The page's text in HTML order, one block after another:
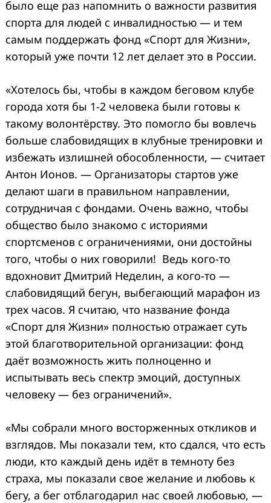
было еще раз напомнить о важности развития
спорта для людей с инвалидностью — и тем
самым поддержать фонд «Спорт для Жизни»,
который уже почти 12 лет делает это в России.
«Хотелось бы, чтобы в каждом беговом клубе
города хотя бы 1-2 человека были готовы к
такому волонтёрству. Это помогло бы вовлечь
больше слабовидящих в клубные тренировки и
избежать излишней обособленности, — считает
Антон Ионов. — Организаторы стартов уже
делают шаги в правильном направлении,
сотрудничая с фондами. Очень важно, чтобы
общество было знакомо с историями
спортсменов с ограничениями, они достойны
того, чтобы о них говорили! Ведь кого-то
вдохновит Дмитрий Неделин, а кого-то —
слабовидящий бегун, выбегающий марафон из
трех часов. Я считаю, что название фонда
«Спорт для Жизни» полностью отражает суть
этой благотворительной организации: фонд
даёт возможность жить полноценно и
испытывать весь спектр эмоций, доступных
человеку — без ограничений».
«Мы собрали много восторженных откликов и
взглядов. Мы показали тем, кто сдался, что есть
люди, кто каждый день идёт в темноту без
страха, мы показали свое желание и любовь к
бегу, а бег отблагодарил нас своей любовью, —